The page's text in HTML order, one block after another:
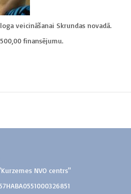
veicināšanai Skrundas novadā.
finansējumu.
NVO centrs"